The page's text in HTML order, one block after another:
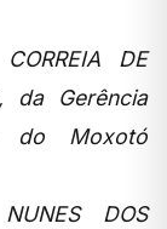
DE
da Gerência
do Moxotó
DOS